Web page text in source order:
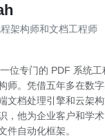
架构师和文档工程师
位专门的 PDF 系统工
师。凭借五年多在数
文档处理引擎和云架
，他为企业客户和学
件自动化框架。